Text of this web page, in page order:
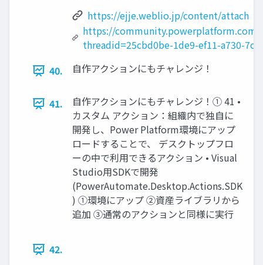
https://ejje.weblio.jp/content/attach
https://
threadid=25cbd0be-1de9-ef11-a730-
40.
自作アクションにもチャレンジ！
41.
自作アクションにもチャレンジ！① 41 •
カスタム アクション：組織内で独自に
開発し、Power Platform環境にアップ
ロードすることで、 デスクトップフロ
ーの中で利用できるアクション • Visual
Studio用SDKで開発
(PowerAutomate.Desktop.Actions.SDK
) ①環境にアップ ②資産ライブラリから
追加 ③通常のアクションと同様に実行
42.